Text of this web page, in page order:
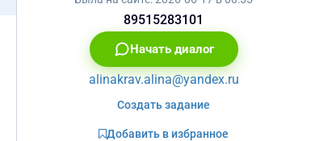
89515283101
Начать диалог
alinakrav.alina@yandex.ru
Создать задание
Добавить в избранное